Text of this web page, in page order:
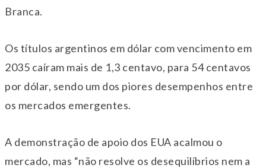
Branca.
Os títulos argentinos em dólar com vencimento em
2035 caíram mais de 1,3 centavo, para 54 centavos
por dólar, sendo um dos piores desempenhos entre
os mercados emergentes.
A demonstração de apoio dos EUA acalmou o
mercado, mas “não resolve os desequilíbrios nem a